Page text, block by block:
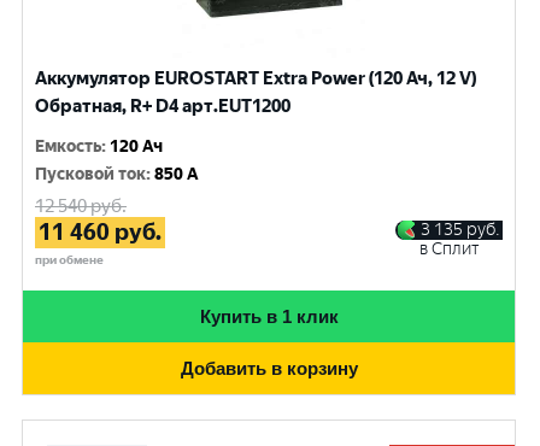
Аккумулятор EUROSTART Extra Power (120 Ач, 12 V)
Обратная, R+ D4 арт.EUT1200
Емкость: 120 Ач
Пусковой ток:850 A
12 540руб.
11 460 руб.
при обмене
3 135 руб.
в Сплит
Купить в 1 клик
Добавить в корзину